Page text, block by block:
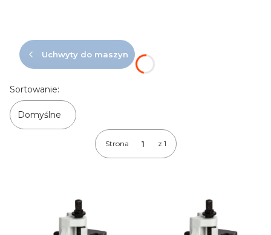
Uchwyty do maszyn
Lista produktów
Sortowanie:
Domyślne
Strona z 1